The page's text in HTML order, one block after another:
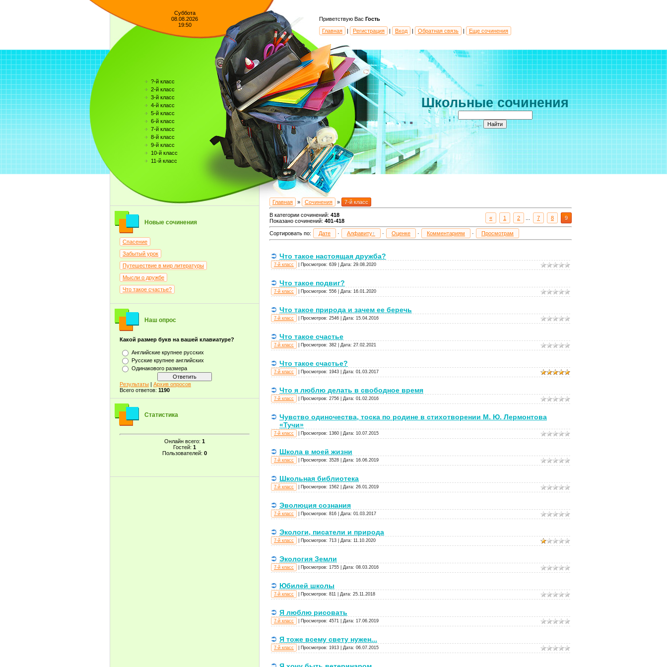
Суббота
08.08.2026
19:50
?-й класс
2-й класс
3-й класс
4-й класс
5-й класс
6-й класс
7-й класс
8-й класс
9-й класс
10-й класс
11-й класс
Новые сочинения
Спасение
Забытый урок
Путешествие в мир литературы
Мысли о дружбе
Что такое счастье?
Наш опрос
Какой размер букв на вашей клавиатуре?
Английские крупнее русских
Русские крупнее английских
Одинакового размера
Результаты | Архив опросов
Всего ответов: 1190
Статистика
Онлайн всего: 1
Гостей: 1
Пользователей: 0
Приветствую Вас Гость
Главная
| Регистрация | Вход | Обратная связь | Еще сочинения
Школьные сочинения
Главная » Сочинения » 7-й класс
В категории сочинений: 418
Показано сочинений: 401-418 « 1 2 7 8 9
Сортировать по: Дате · Алфавиту · Оценке · Комментариям · Просмотрам
Что такое настоящая дружба?
7-й класс Просмотров: 639 Дата: 29.08.2020
Что такое подвиг?
7-й класс Просмотров: 556 Дата: 16.01.2020
Что такое природа и зачем ее беречь
7-й класс Просмотров: 2546 Дата: 15.04.2016
Что такое счастье
7-й класс Просмотров: 382 Дата: 27.02.2021
Что такое счастье?
7-й класс Просмотров: 1943 Дата: 01.03.2017
Что я люблю делать в свободное время
7-й класс Просмотров: 2756 Дата: 01.02.2016
Чувство одиночества, тоска по родине в стихотворении М. Ю. Лермонтова
«Тучи»
7-й класс Просмотров: 1360 Дата: 10.07.2015
Школа в моей жизни
7-й класс Просмотров: 3528 Дата: 16.06.2019
Школьная библиотека
7-й класс Просмотров: 1562 Дата: 26.01.2019
Эволюция сознания
7-й класс Просмотров: 816 Дата: 01.03.2017
Экологи, писатели и природа
7-й класс Просмотров: 713 Дата: 11.10.2020
Экология Земли
7-й класс Просмотров: 1755 Дата: 08.03.2016
Юбилей школы
7-й класс Просмотров: 811 Дата: 25.11.2018
Я люблю рисовать
7-й класс Просмотров: 4571 Дата: 17.06.2019
Я тоже всему свету нужен...
7-й класс Просмотров: 1913 Дата: 06.07.2015